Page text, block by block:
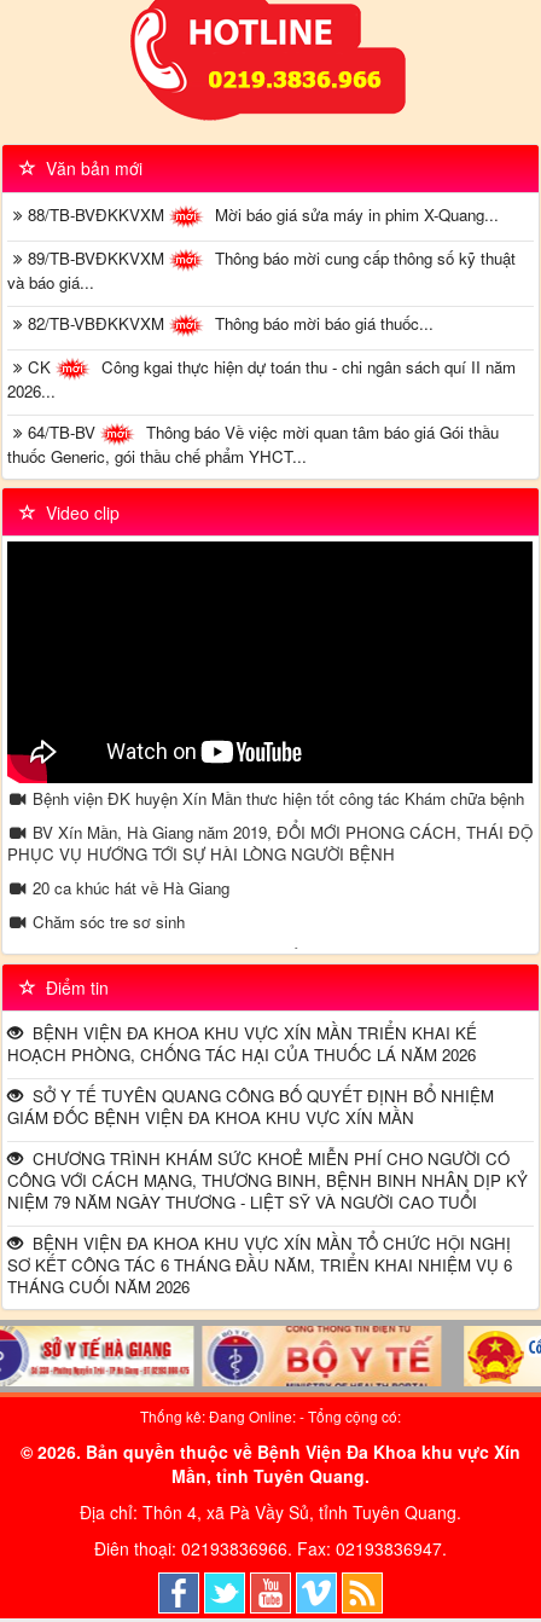
Văn bản mới
88/TB-BVĐKKVXM
Mời báo giá sửa máy in phim X-Quang...
89/TB-BVĐKKVXM
Thông báo mời cung cấp thông số kỹ thuật
và báo giá...
82/TB-VBĐKKVXM
Thông báo mời báo giá thuốc...
CK
Công kgai thực hiện dự toán thu - chi ngân sách quí II năm
2026...
64/TB-BV
Thông báo Về việc mời quan tâm báo giá Gói thầu
thuốc Generic, gói thầu chế phẩm YHCT...
Video clip
Bệnh viện ĐK huyện Xín Mần thưc hiện tốt công tác Khám chữa bệnh
BV Xín Mần, Hà Giang năm 2019, ĐỔI MỚI PHONG CÁCH, THÁI ĐỘ
PHỤC VỤ HƯỚNG TỚI SỰ HÀI LÒNG NGƯỜI BỆNH
20 ca khúc hát về Hà Giang
Chăm sóc tre sơ sinh
Video truyền thông về bệnh tăng huyết áp - Tại khoa Nội TH - Bệnh
viện đa khoa Xín Mần
Đường dây nong - Bộ Y tế
Điểm tin
BỆNH VIỆN ĐA KHOA KHU VỰC XÍN MẦN TRIỂN KHAI KẾ
HOẠCH PHÒNG, CHỐNG TÁC HẠI CỦA THUỐC LÁ NĂM 2026
SỞ Y TẾ TUYÊN QUANG CÔNG BỐ QUYẾT ĐỊNH BỔ NHIỆM
GIÁM ĐỐC BỆNH VIỆN ĐA KHOA KHU VỰC XÍN MẦN
CHƯƠNG TRÌNH KHÁM SỨC KHOẺ MIỄN PHÍ CHO NGƯỜI CÓ
CÔNG VỚI CÁCH MẠNG, THƯƠNG BINH, BỆNH BINH NHÂN DỊP KỶ
NIỆM 79 NĂM NGÀY THƯƠNG - LIỆT SỸ VÀ NGƯỜI CAO TUỔI
BỆNH VIỆN ĐA KHOA KHU VỰC XÍN MẦN TỔ CHỨC HỘI NGHỊ
SƠ KẾT CÔNG TÁC 6 THÁNG ĐẦU NĂM, TRIỂN KHAI NHIỆM VỤ 6
THÁNG CUỐI NĂM 2026
Thống kê: Đang Online:- Tổng cộng có:
© 2026. Bản quyền thuộc về Bệnh Viện Đa Khoa khu vực Xín
Mần, tỉnh Tuyên Quang.
Địa chỉ: Thôn 4, xã Pà Vầy Sủ, tỉnh Tuyên Quang.
Điên thoại: 02193836966. Fax: 02193836947.